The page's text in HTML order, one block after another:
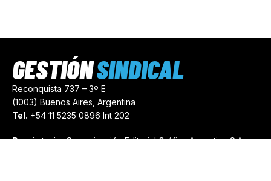
Reconquista 737 – 3º E
(1003) Buenos Aires, Argentina
Tel. +54 11 5235 0896 Int 202
Propietario:Comunicación Editorial Gráfica Argentina S.A.
GESTIÓNSINDICAL